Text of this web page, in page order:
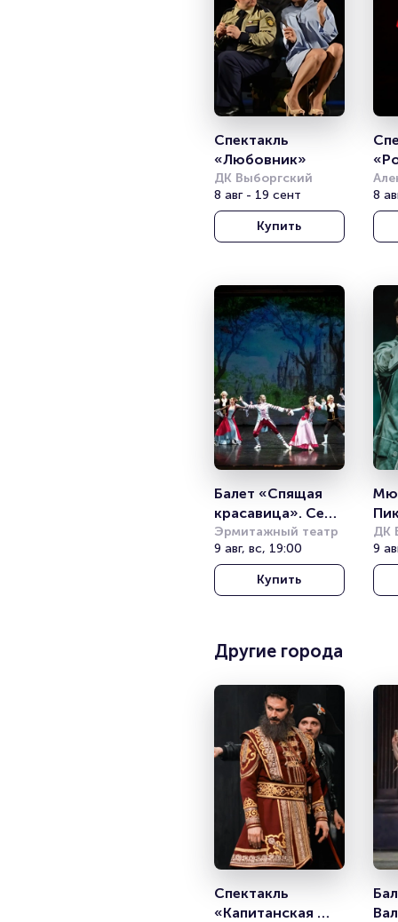
Спектакль
«Любовник»
ДК Выборгский
8 авг - 19 сент
Купить
8
Балет «Спящая
красавица». Сен-
Мишель
Эрмитажный театр
9 авг, вс, 19:00
Купить
ДК
9
Другие города
Спектакль
«Капитанская